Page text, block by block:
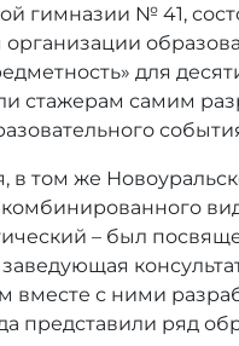
гимназии № 41,
для
стажерам самим
в том же
– был
с ними
представили ряд